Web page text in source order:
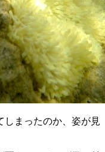
まったのか、姿が見